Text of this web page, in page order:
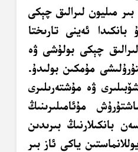
بىر مىليون لىرالىق چېكى
بانكىدا ئەينى تارىختا
چېكى بولۇشى ۋە
مۇمكىن بولىدۇ.
ۋە مۇشتەرىلىرى
مۇئامىلىرىنىڭ
بانكىلارنىڭ بىرىدىن
ياكى ئاز بىر